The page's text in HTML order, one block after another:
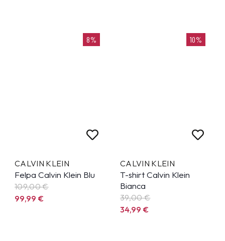
8%
CALVIN KLEIN
Felpa Calvin Klein Blu
109,00 €
99,99€
10%
CALVIN KLEIN
T-shirt Calvin Klein
Bianca
39,00 €
34,99€